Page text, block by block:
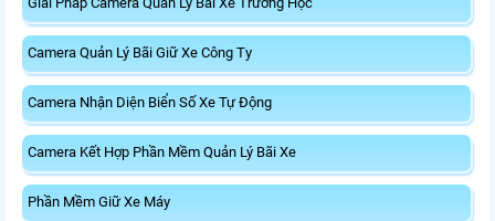
Camera Quản Lý Bãi Giữ Xe Công Ty
Camera Nhận Diện Biển Số Xe Tự Động
Camera Kết Hợp Phần Mềm Quản Lý Bãi Xe
Phần Mềm Giữ Xe Máy